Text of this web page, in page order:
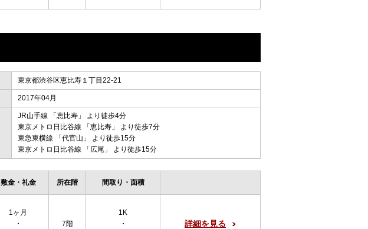
東京都渋谷区恵比寿１丁目22-21
2017年04月
JR山手線 「 恵比寿 」 より徒歩4分
東京メトロ日比谷線 「 恵比寿 」 より徒歩7分
東急東横線 「 代官山 」 より徒歩15分
東京メトロ日比谷線 「 広尾 」 より徒歩15分
敷金・礼金 所在階 間取り・面積
1ヶ月
・
7階
1K
・
詳細を見る